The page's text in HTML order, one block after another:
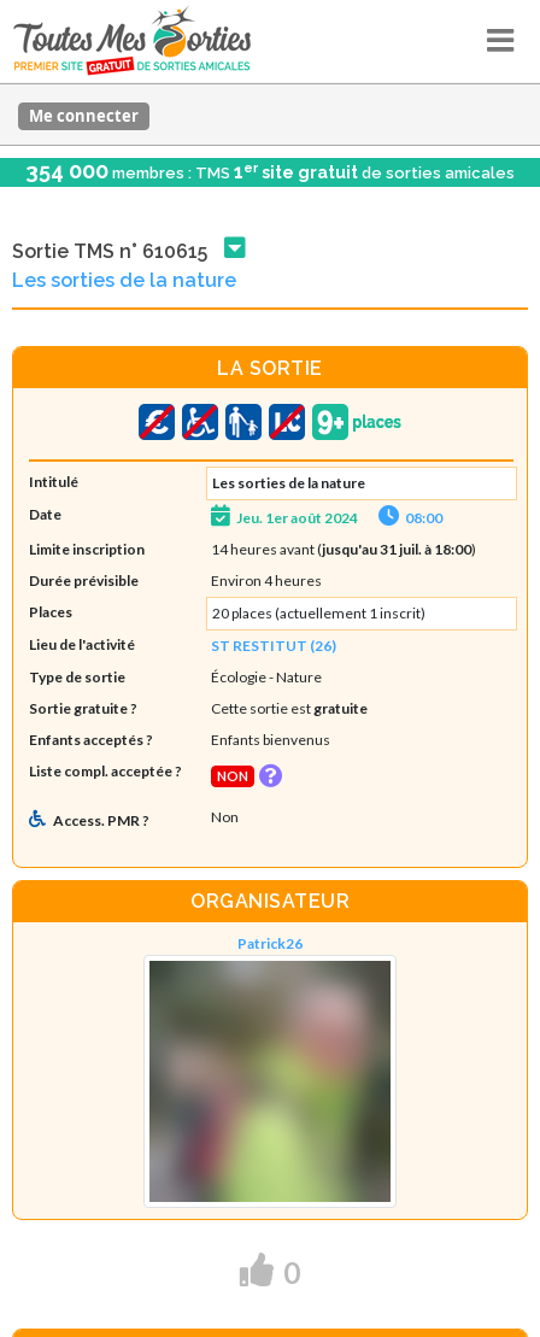
Me connecter
354 000 membres : TMS 1er site gratuit de sorties amicales
Sortie TMS n° 610615
Les sorties de la nature
LA SORTIE
Intitulé
Les sorties de la nature
Date
Jeu. 1er août 2024
08:00
Limite inscription
14 heures avant (jusqu'au 31 juil. à 18:00)
Durée prévisible
Environ 4 heures
Places
20 places (actuellement 1 inscrit)
Lieu de l'activité
ST RESTITUT (26)
Type de sortie
Écologie- Nature
Sortie gratuite ?
Cette sortie est gratuite
Enfants acceptés ?
Enfants bienvenus
Liste compl. acceptée ?
NON
Access. PMR ? Non
ORGANISATEUR
Patrick26
0